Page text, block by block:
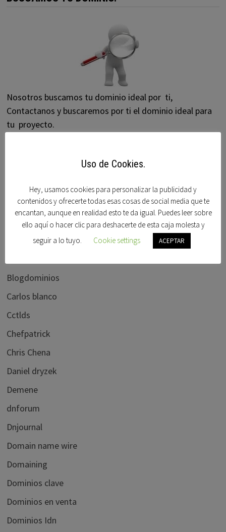
Nosotros buscamos tu dominio ideal por ti,
Contactanos y buscaremos por ti el dominio ideal para
tu proyecto.
Acorndomains
Afternic
Alberto dominguez
Blogdominios
Carlos blanco
Cctlds
Chefpatrick
Chris Chena
Daniel dryzek
Demene
dnforum
Dnjournal
Domain name wire
Domaining
Dominios clave
Dominios en venta
Dominios Idn
Uso de Cookies.
Hey, usamos cookies para personalizar la publicidad y
contenidos y ofrecerte todas esas cosas de social media que te
encantan, aunque en realidad esto te da igual. Puedes leer sobre
ello aquí o hacer clic para deshacerte de esta caja molesta y
seguir a lo tuyo.
Cookie settings ACEPTAR